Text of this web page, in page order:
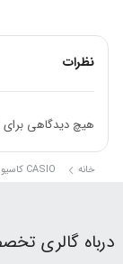
نظرات
هیچ دیدگاهی
خانه CASIO کاسیو
درباه گالری